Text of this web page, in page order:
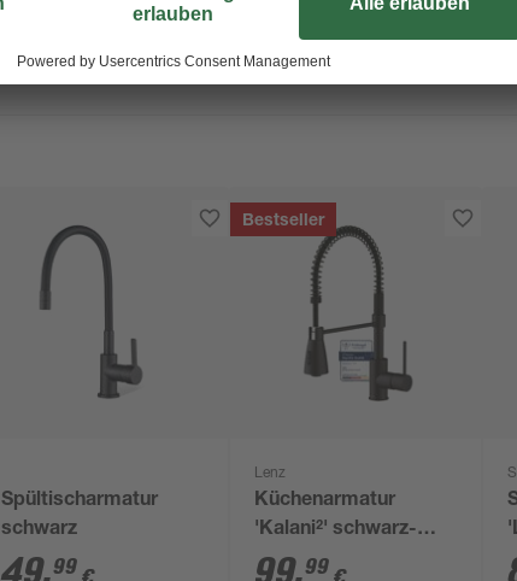
Spültischarmatur
schwarz
99
Bestseller
Lenz
Küchenarmatur
'Kalani²' schwarz-
matt mit
99